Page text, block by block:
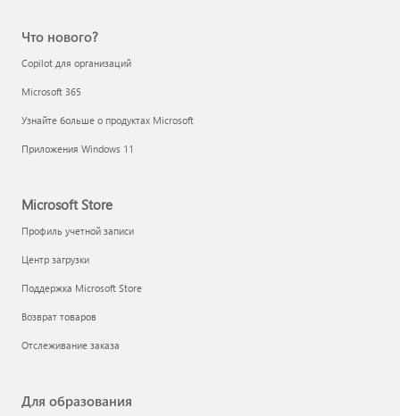
Что нового?
Copilot для организаций
Microsoft 365
Узнайте больше о продуктах Microsoft
Приложения Windows 11
Microsoft Store
Профиль учетной записи
Центр загрузки
Поддержка Microsoft Store
Возврат товаров
Отслеживание заказа
Для образования